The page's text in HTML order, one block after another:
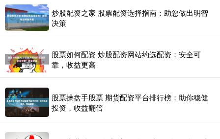
炒股配资之家 股票配资选择指南：助您做出明智
决策
股票如何配资 炒股配资网站约选配资：安全可
靠，收益更高
股票操盘手股票 期货配资平台排行榜：助你稳健
投资，收益翻倍